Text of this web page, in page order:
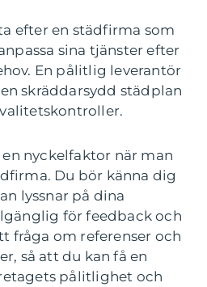
efter en städfirma som
sina tjänster efter
En pålitlig leverantör
skräddarsydd städplan
nyckelfaktor när man
Du bör känna dig
lyssnar på dina
för feedback och
fråga om referenser och
så att du kan få en
pålitlighet och